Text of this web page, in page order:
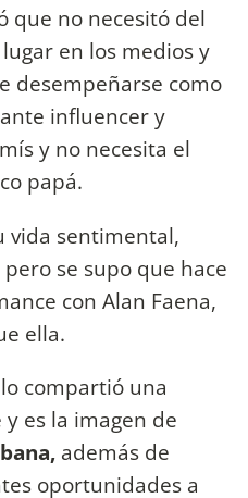
que no necesitó del
en los medios y
desempeñarse como
influencer y
y no necesita el
papá.
vida sentimental,
se supo que hace
con Alan Faena,
ella.
compartió una
es la imagen de
además de
oportunidades a